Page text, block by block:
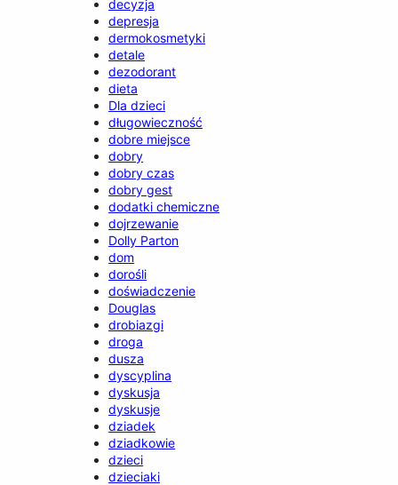
decyzja
depresja
dermokosmetyki
detale
dezodorant
dieta
Dla dzieci
długowieczność
dobre miejsce
dobry
dobry czas
dobry gest
dodatki chemiczne
dojrzewanie
Dolly Parton
dom
dorośli
doświadczenie
Douglas
drobiazgi
droga
dusza
dyscyplina
dyskusja
dyskusje
dziadek
dziadkowie
dzieci
dzieciaki